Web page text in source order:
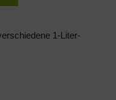
1-Liter-